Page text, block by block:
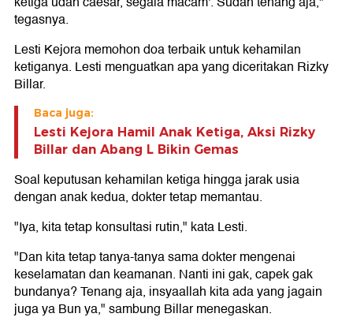
tegasnya.
Lesti Kejora memohon doa terbaik untuk kehamilan
ketiganya. Lesti menguatkan apa yang diceritakan Rizky
Billar.
Baca juga:
Lesti Kejora Hamil Anak Ketiga, Aksi Rizky
Billar dan Abang L Bikin Gemas
Soal keputusan kehamilan ketiga hingga jarak usia
dengan anak kedua, dokter tetap memantau.
"Iya, kita tetap konsultasi rutin," kata Lesti.
"Dan kita tetap tanya-tanya sama dokter mengenai
keselamatan dan keamanan. Nanti ini gak, capek gak
bundanya? Tenang aja, insyaallah kita ada yang jagain
juga ya Bun ya," sambung Billar menegaskan.